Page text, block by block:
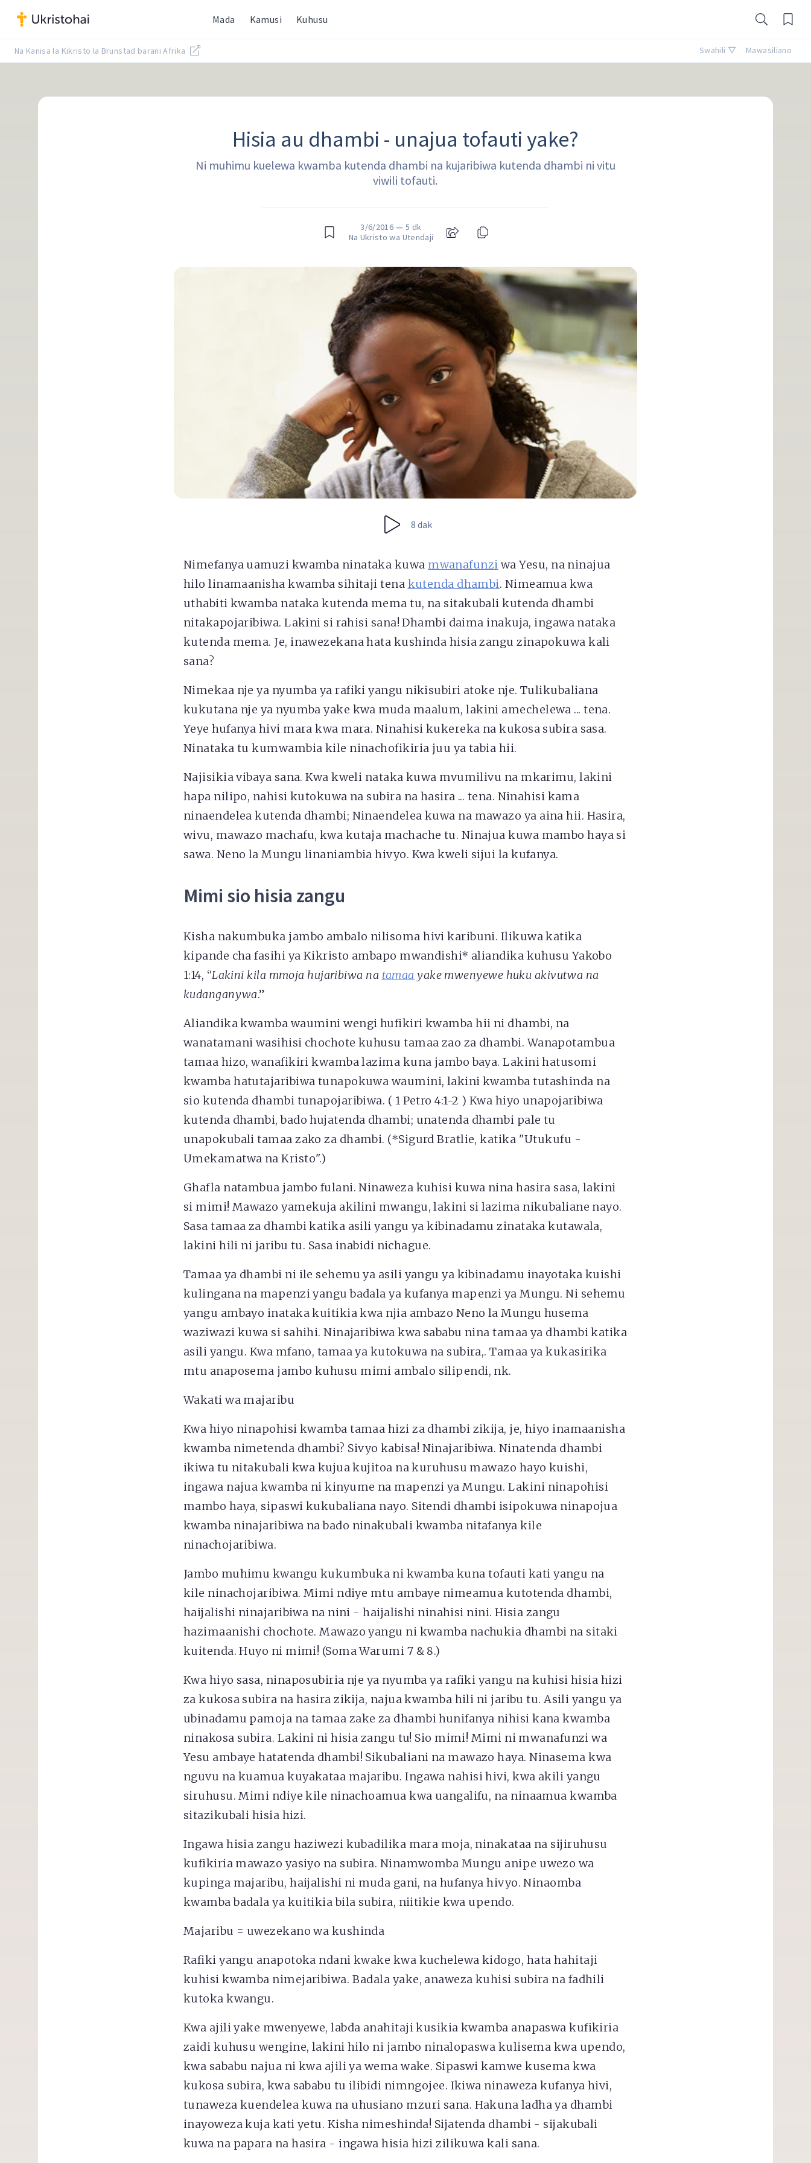
Mada Kamusi Kuhusu
Na Kanisa la Kikristo la Brunstad barani Afrika Swahili ▽ Mawasiliano
Hisia au dhambi - unajua tofauti yake?
Ni muhimu kuelewa kwamba kutenda dhambi na kujaribiwa kutenda dhambi ni vitu
viwili tofauti.
3/6/2016 — 5 dk
Na Ukristo wa Utendaji
8 dak
Nimefanya uamuzi kwamba ninataka kuwa mwanafunzi wa Yesu, na ninajua
hilo linamaanisha kwamba sihitaji tena kutenda dhambi. Nimeamua kwa
uthabiti kwamba nataka kutenda mema tu, na sitakubali kutenda dhambi
nitakapojaribiwa. Lakini si rahisi sana! Dhambi daima inakuja, ingawa nataka
kutenda mema. Je, inawezekana hata kushinda hisia zangu zinapokuwa kali
sana?
Nimekaa nje ya nyumba ya rafiki yangu nikisubiri atoke nje. Tulikubaliana
kukutana nje ya nyumba yake kwa muda maalum, lakini amechelewa ... tena.
Yeye hufanya hivi mara kwa mara. Ninahisi kukereka na kukosa subira sasa.
Ninataka tu kumwambia kile ninachofikiria juu ya tabia hii.
Najisikia vibaya sana. Kwa kweli nataka kuwa mvumilivu na mkarimu, lakini
hapa nilipo, nahisi kutokuwa na subira na hasira ... tena. Ninahisi kama
ninaendelea kutenda dhambi; Ninaendelea kuwa na mawazo ya aina hii. Hasira,
wivu, mawazo machafu, kwa kutaja machache tu. Ninajua kuwa mambo haya si
sawa. Neno la Mungu linaniambia hivyo. Kwa kweli sijui la kufanya.
Mimi sio hisia zangu
Kisha nakumbuka jambo ambalo nilisoma hivi karibuni. Ilikuwa katika
kipande cha fasihi ya Kikristo ambapo mwandishi* aliandika kuhusu Yakobo
1:14, “Lakini kila mmoja hujaribiwa na tamaa yake mwenyewe huku akivutwa na
kudanganywa.”
Aliandika kwamba waumini wengi hufikiri kwamba hii ni dhambi, na
wanatamani wasihisi chochote kuhusu tamaa zao za dhambi. Wanapotambua
tamaa hizo, wanafikiri kwamba lazima kuna jambo baya. Lakini hatusomi
kwamba hatutajaribiwa tunapokuwa waumini, lakini kwamba tutashinda na
sio kutenda dhambi tunapojaribiwa. ( 1 Petro 4:1-2 ) Kwa hiyo unapojaribiwa
kutenda dhambi, bado hujatenda dhambi; unatenda dhambi pale tu
unapokubali tamaa zako za dhambi. (*Sigurd Bratlie, katika "Utukufu -
Umekamatwa na Kristo".)
Ghafla natambua jambo fulani. Ninaweza kuhisi kuwa nina hasira sasa, lakini
si mimi! Mawazo yamekuja akilini mwangu, lakini si lazima nikubaliane nayo.
Sasa tamaa za dhambi katika asili yangu ya kibinadamu zinataka kutawala,
lakini hili ni jaribu tu. Sasa inabidi nichague.
Tamaa ya dhambi ni ile sehemu ya asili yangu ya kibinadamu inayotaka kuishi
kulingana na mapenzi yangu badala ya kufanya mapenzi ya Mungu. Ni sehemu
yangu ambayo inataka kuitikia kwa njia ambazo Neno la Mungu husema
waziwazi kuwa si sahihi. Ninajaribiwa kwa sababu nina tamaa ya dhambi katika
asili yangu. Kwa mfano, tamaa ya kutokuwa na subira,. Tamaa ya kukasirika
mtu anaposema jambo kuhusu mimi ambalo silipendi, nk.
Wakati wa majaribu
Kwa hiyo ninapohisi kwamba tamaa hizi za dhambi zikija, je, hiyo inamaanisha
kwamba nimetenda dhambi? Sivyo kabisa! Ninajaribiwa. Ninatenda dhambi
ikiwa tu nitakubali kwa kujua kujitoa na kuruhusu mawazo hayo kuishi,
ingawa najua kwamba ni kinyume na mapenzi ya Mungu. Lakini ninapohisi
mambo haya, sipaswi kukubaliana nayo. Sitendi dhambi isipokuwa ninapojua
kwamba ninajaribiwa na bado ninakubali kwamba nitafanya kile
ninachojaribiwa.
Jambo muhimu kwangu kukumbuka ni kwamba kuna tofauti kati yangu na
kile ninachojaribiwa. Mimi ndiye mtu ambaye nimeamua kutotenda dhambi,
haijalishi ninajaribiwa na nini - haijalishi ninahisi nini. Hisia zangu
hazimaanishi chochote. Mawazo yangu ni kwamba nachukia dhambi na sitaki
kuitenda. Huyo ni mimi! (Soma Warumi 7 & 8.)
Kwa hiyo sasa, ninaposubiria nje ya nyumba ya rafiki yangu na kuhisi hisia hizi
za kukosa subira na hasira zikija, najua kwamba hili ni jaribu tu. Asili yangu ya
ubinadamu pamoja na tamaa zake za dhambi hunifanya nihisi kana kwamba
ninakosa subira. Lakini ni hisia zangu tu! Sio mimi! Mimi ni mwanafunzi wa
Yesu ambaye hatatenda dhambi! Sikubaliani na mawazo haya. Ninasema kwa
nguvu na kuamua kuyakataa majaribu. Ingawa nahisi hivi, kwa akili yangu
siruhusu. Mimi ndiye kile ninachoamua kwa uangalifu, na ninaamua kwamba
sitazikubali hisia hizi.
Ingawa hisia zangu haziwezi kubadilika mara moja, ninakataa na sijiruhusu
kufikiria mawazo yasiyo na subira. Ninamwomba Mungu anipe uwezo wa
kupinga majaribu, haijalishi ni muda gani, na hufanya hivyo. Ninaomba
kwamba badala ya kuitikia bila subira, niitikie kwa upendo.
Majaribu = uwezekano wa kushinda
Rafiki yangu anapotoka ndani kwake kwa kuchelewa kidogo, hata hahitaji
kuhisi kwamba nimejaribiwa. Badala yake, anaweza kuhisi subira na fadhili
kutoka kwangu.
Kwa ajili yake mwenyewe, labda anahitaji kusikia kwamba anapaswa kufikiria
zaidi kuhusu wengine, lakini hilo ni jambo ninalopaswa kulisema kwa upendo,
kwa sababu najua ni kwa ajili ya wema wake. Sipaswi kamwe kusema kwa
kukosa subira, kwa sababu tu ilibidi nimngojee. Ikiwa ninaweza kufanya hivi,
tunaweza kuendelea kuwa na uhusiano mzuri sana. Hakuna ladha ya dhambi
inayoweza kuja kati yetu. Kisha nimeshinda! Sijatenda dhambi - sijakubali
kuwa na papara na hasira - ingawa hisia hizi zilikuwa kali sana.